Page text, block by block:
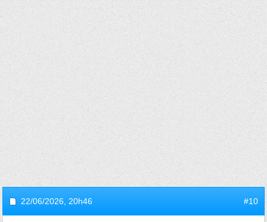
22/06/2026, 20h46 #10